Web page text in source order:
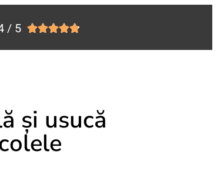
/ 5 
și usucă